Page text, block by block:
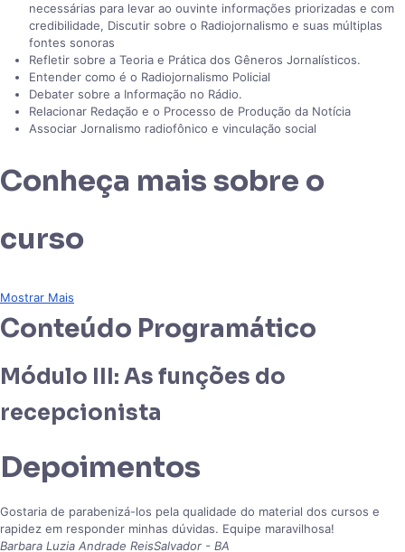
necessárias para levar ao ouvinte informações priorizadas e com
credibilidade, Discutir sobre o Radiojornalismo e suas múltiplas
fontes sonoras
Refletir sobre a Teoria e Prática dos Gêneros Jornalísticos.
Entender como é o Radiojornalismo Policial
Debater sobre a Informação no Rádio.
Relacionar Redação e o Processo de Produção da Notícia
Associar Jornalismo radiofônico e vinculação social
Conheça mais sobre o
curso
Mostrar Mais
Conteúdo Programático
Módulo III: As funções do
recepcionista
Depoimentos
Gostaria de parabenizá-los pela qualidade do material dos cursos e
rapidez em responder minhas dúvidas. Equipe maravilhosa!
Barbara Luzia Andrade ReisSalvador - BA